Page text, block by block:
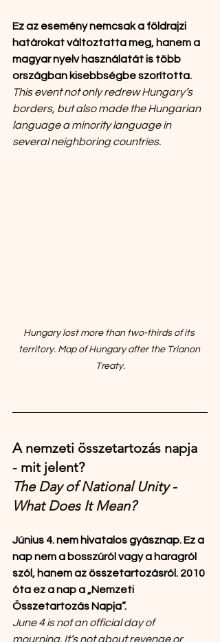
Ez az esemény nemcsak a földrajzi
határokat változtatta meg, hanem a
magyar nyelv használatát is több
országban kisebbségbe szorította.
This event not only redrew Hungary’s
borders, but also made the Hungarian
language a minority language in
several neighboring countries.
Hungary lost more than two-thirds of its
territory. Map of Hungary after the Trianon
Treaty.
A nemzeti összetartozás napja
- mit jelent?
The Day of National Unity -
What Does It Mean?
Június 4. nem hivatalos gyásznap. Ez a
nap nem a bosszúról vagy a haragról
szól, hanem az összetartozásról. 2010
óta ez a nap a „Nemzeti
Összetartozás Napja”.
June 4 is not an official day of
mourning. It’s not about revenge or